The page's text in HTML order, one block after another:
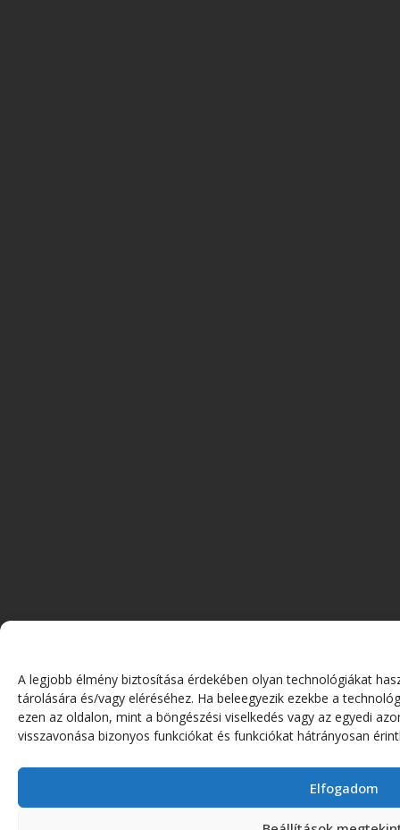
A legjobb élmény biztosítása érdekében olyan technológiákat
tárolására és/vagy eléréséhez. Ha beleegyezik ezekbe a
ezen az oldalon, mint a böngészési viselkedés vagy az egyedi
visszavonása bizonyos funkciókat és funkciókat hátrányosan
Elfogadom